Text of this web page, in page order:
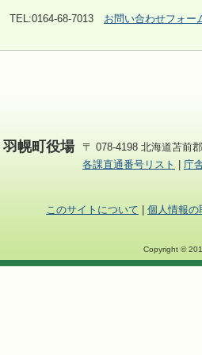
TEL:0164-68-7013 お問い合わせフォー
羽幌町役場
〒 078-4198 北海道苫前
各課直通番号リスト
庁
このサイトについて 個人情報の
Copyright ©